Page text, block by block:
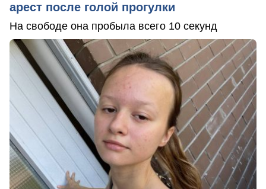
арест после голой прогулки
На свободе она пробыла всего 10 секунд